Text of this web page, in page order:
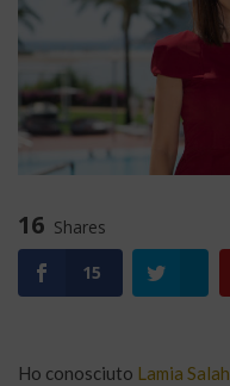
16 Shares
15
Ho conosciuto Lamia Salah